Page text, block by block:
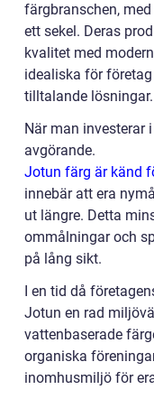
färgbranschen,
ett sekel. Deras
kvalitet med
idealiska för
tilltalande lösningar.
När man investerar
avgörande.
Jotun färg är känd
innebär att era
ut längre. Detta
ommålningar och
på lång sikt.
I en tid då
Jotun en rad
vattenbaserade
organiska
inomhusmiljö för